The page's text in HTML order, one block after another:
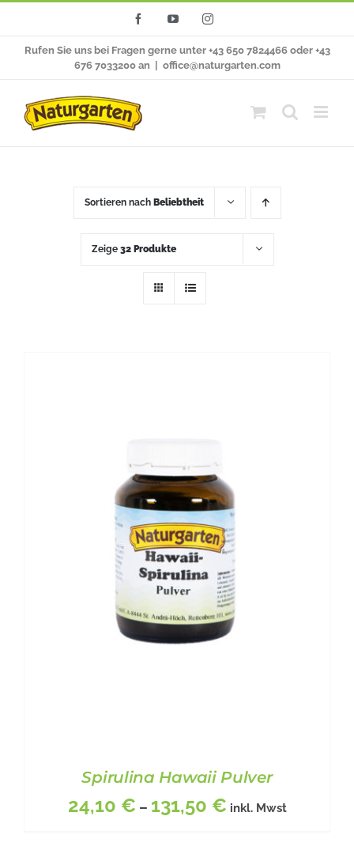
FacebookYouTubeInstagram
Rufen Sie uns bei Fragen gerne unter +43 650 7824466 oder +43
676 7033200 an
office@naturgarten.com
Sortieren nach Beliebtheit
Zeige 32 Produkte
Spirulina Hawaii Pulver
24,10 € – 131,50 € inkl. Mwst